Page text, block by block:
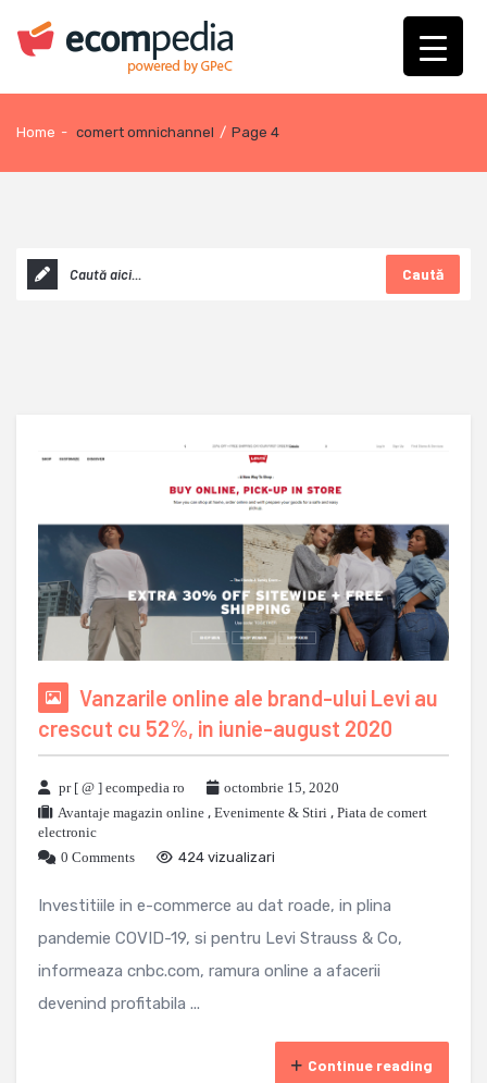
Home - comert omnichannel / Page 4
Caută
Vanzarile online ale brand-ului Levi au
crescut cu 52%, in iunie-august 2020
pr [ @ ] ecompedia ro
octombrie 15, 2020
Avantaje magazin online , Evenimente & Stiri , Piata de comert
electronic
0 Comments
424 vizualizari
Investitiile in e-commerce au dat roade, in plina
pandemie COVID-19, si pentru Levi Strauss & Co,
informeaza cnbc.com, ramura online a afacerii
devenind profitabila ...
Continue reading